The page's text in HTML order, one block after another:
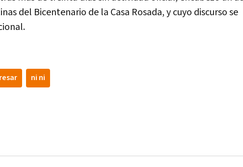
del Bicentenario de la Casa Rosada, y cuyo discurso se
ni ni